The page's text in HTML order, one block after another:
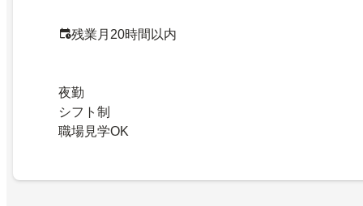
残業月20時間以内
夜勤
シフト制
職場見学OK